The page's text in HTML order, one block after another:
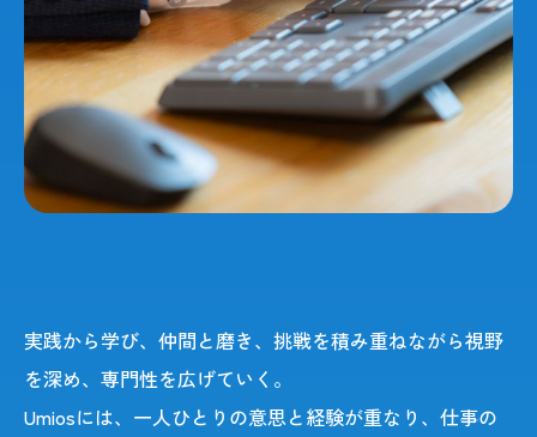
実践から学び、仲間と磨き、挑戦を積み重ねながら視野
を深め、専門性を広げていく。
Umiosには、一人ひとりの意思と経験が重なり、仕事の
Information